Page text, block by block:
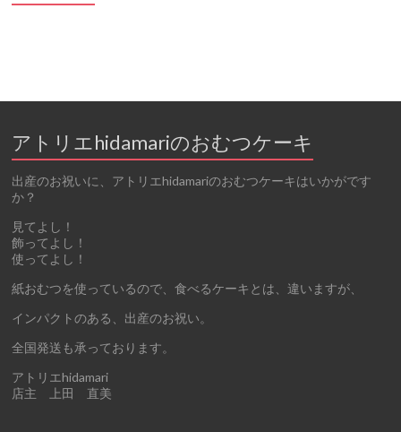
アトリエhidamariのおむつケーキ
出産のお祝いに、アトリエhidamariのおむつケーキはいかがです
か？
見てよし！
飾ってよし！
使ってよし！
紙おむつを使っているので、食べるケーキとは、違いますが、
インパクトのある、出産のお祝い。
全国発送も承っております。
アトリエhidamari
店主 上田 直美